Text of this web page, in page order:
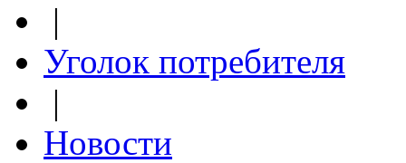
|
Уголок потребителя
|
Новости